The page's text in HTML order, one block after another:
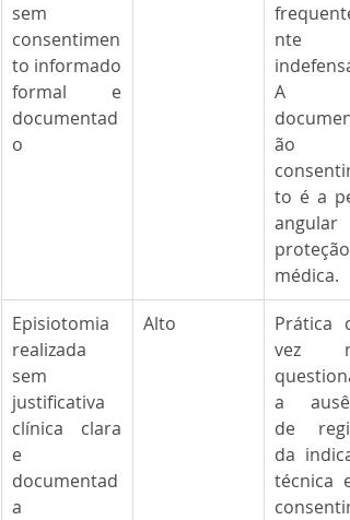
sem
consentimen
to informado
formal e
documentad
o
nte
A
ão
to é a
angular
proteção
médica.
Episiotomia
realizada
sem
justificativa
clínica clara
e
documentad
a
Alto
Prática
vez
a
de
da
técnica